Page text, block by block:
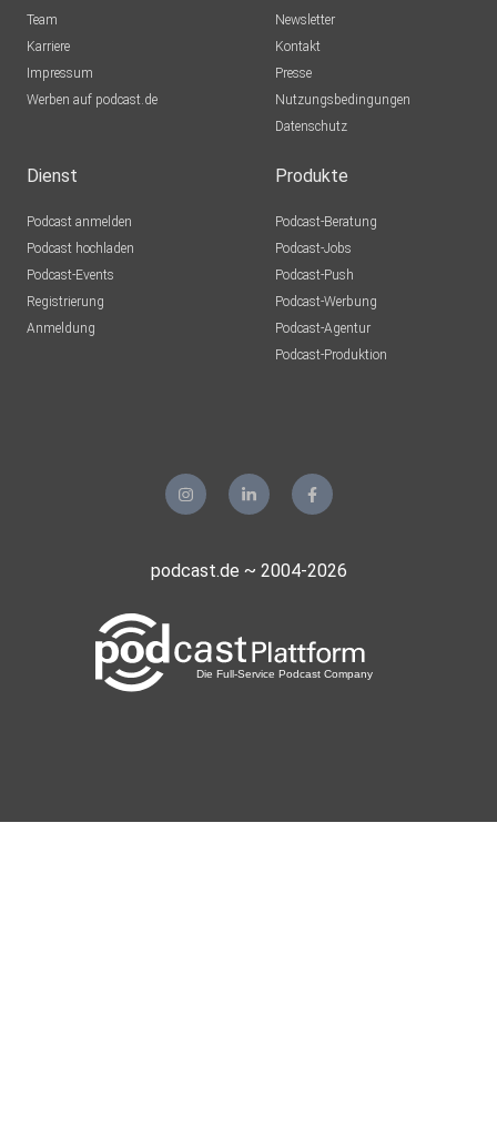
Team
Karriere
Impressum
Werben auf podcast.de
Newsletter
Kontakt
Presse
Nutzungsbedingungen
Datenschutz
Dienst
Podcast anmelden
Podcast hochladen
Podcast-Events
Registrierung
Anmeldung
Produkte
Podcast-Beratung
Podcast-Jobs
Podcast-Push
Podcast-Werbung
Podcast-Agentur
Podcast-Produktion
podcast.de ~ 2004-2026